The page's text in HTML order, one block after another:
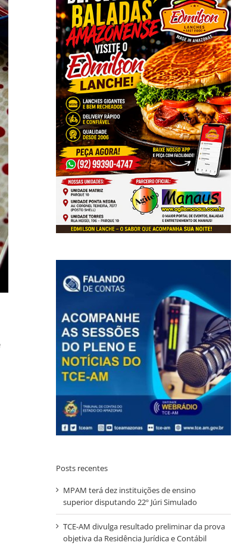
Posts recentes
MPAM terá dez instituições de ensino
superior disputando 22º Júri Simulado
TCE-AM divulga resultado preliminar da prova
objetiva da Residência Jurídica e Contábil